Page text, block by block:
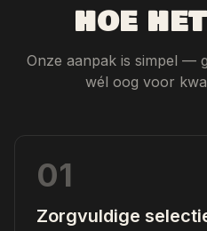
HOE
Onze aanpak is simpel —
wél oog voor
01
Zorgvuldige